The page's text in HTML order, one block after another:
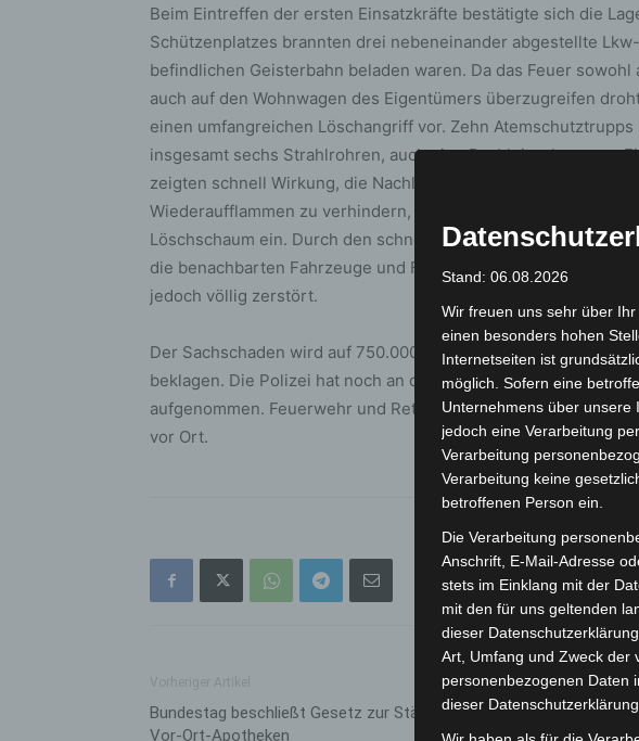
Beim Eintreffen der ersten Einsatzkräfte bestätigte sich die
Schützenplatzes brannten drei nebeneinander abgestellte
befindlichen Geisterbahn beladen waren. Da das Feuer
auch auf den Wohnwagen des Eigentümers überzugreifen
einen umfangreichen Löschangriff vor. Zehn
insgesamt sechs Strahlrohren, auch eine Drehleiter kam zum
zeigten schnell Wirkung, die Nachlöscharbeiten zogen sich
Wiederaufflammen zu verhindern, deckte die Feuerwehr die
Löschschaum ein. Durch den schnellen Einsatz der Feuerwehr
die benachbarten Fahrzeuge und Fahrgeschäfte zwar
jedoch völlig zerstört.
Der Sachschaden wird auf 750.000.- Euro geschätzt.
beklagen. Die Polizei hat noch an der Einsatzstelle die
aufgenommen. Feuerwehr und Rettungsdienst waren mit 18
vor Ort.
Bundestag beschließt Gesetz zur Stärkung der
Vor-Ort-Apotheken
Stand: 06.08.2026
Wir freuen uns sehr über
einen besonders hohen
Internetseiten ist
möglich. Sofern eine
Unternehmens über unsere
jedoch eine Verarbeitung
Verarbeitung
Verarbeitung keine
betroffenen Person ein.
Die Verarbeitung
Anschrift, E-Mail-Adresse
stets im Einklang mit der
mit den für uns geltenden
dieser
Art, Umfang und Zweck der
personenbezogenen Daten
dieser